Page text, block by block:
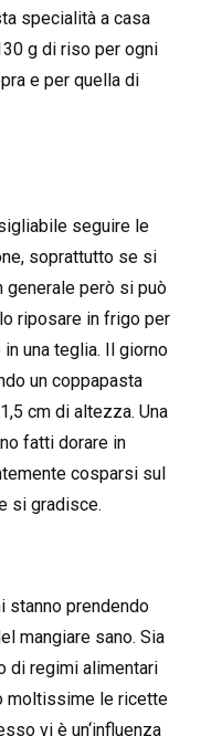
specialità a casa
g di riso per ogni
e per quella di
seguire le
soprattutto se si
però si può
riposare in frigo per
una teglia. Il giorno
un coppapasta
cm di altezza. Una
fatti dorare in
cosparsi sul
si gradisce.
stanno prendendo
mangiare sano. Sia
di regimi alimentari
moltissime le ricette
vi è un‘influenza